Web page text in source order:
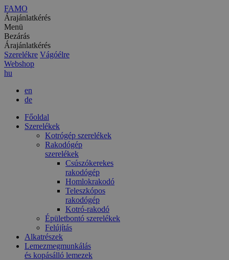
FAMO
Árajánlatkérés
Menü
Bezárás
Árajánlatkérés
Szerelékre Vágóélre
Webshop
hu
en
de
Főoldal
Szerelékek
Kotrógép szerelékek
Rakodógép
szerelékek
Csúszókerekes
rakodógép
Homlokrakodó
Teleszkópos
rakodógép
Kotró-rakodó
Épületbontó szerelékek
Felújítás
Alkatrészek
Lemezmegmunkálás
és kopásálló lemezek